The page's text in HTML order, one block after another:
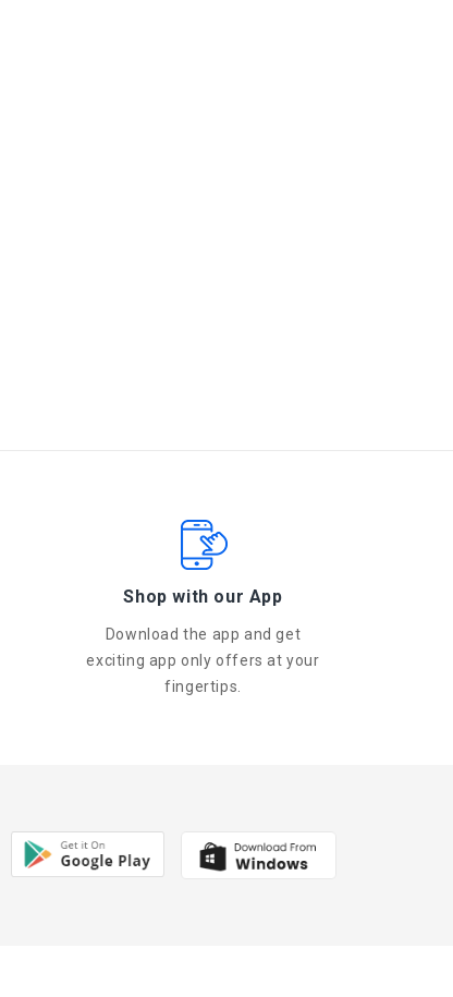
Shop with our App
Download the app and get
exciting app only offers at your
fingertips.